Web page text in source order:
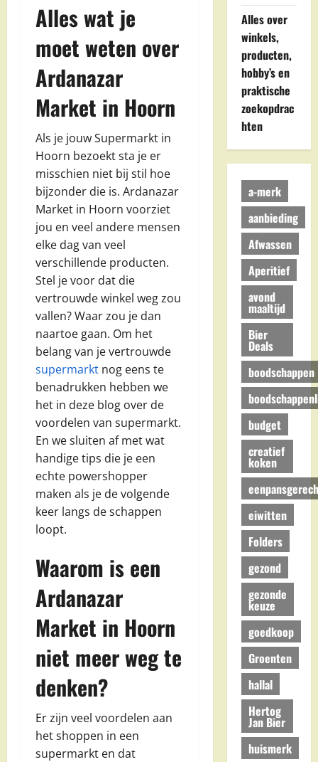
Alles wat je
moet weten over
Ardanazar
Market in Hoorn
Als je jouw Supermarkt in
Hoorn bezoekt sta je er
misschien niet bij stil hoe
bijzonder die is. Ardanazar
Market in Hoorn voorziet
jou en veel andere mensen
elke dag van veel
verschillende producten.
Stel je voor dat die
vertrouwde winkel weg zou
vallen? Waar zou je dan
naartoe gaan. Om het
belang van je vertrouwde
supermarkt nog eens te
benadrukken hebben we
het in deze blog over de
voordelen van supermarkt.
En we sluiten af met wat
handige tips die je een
echte powershopper
maken als je de volgende
keer langs de schappen
loopt.
Waarom is een
Ardanazar
Market in Hoorn
niet meer weg te
denken?
Er zijn veel voordelen aan
het shoppen in een
supermarkt en dat
Alles over
winkels,
producten,
hobby’s en
praktische
zoekopdrac
hten
a-merk
aanbieding
Afwassen
Aperitief
avond
maaltijd
Bier
Deals
boodschappen
budget
creatief
koken
eiwitten
Folders
gezond
gezonde
keuze
goedkoop
Groenten
hallal
Hertog
Jan Bier
huismerk